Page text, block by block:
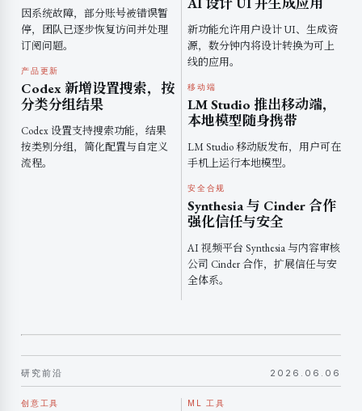
因系统故障，部分账号被错误暂
停，团队已逐步恢复访问并处理
订阅问题。
产品更新
Codex 新增设置搜索，按
分类分组结果
Codex 设置支持搜索功能，结果
按类别分组，简化配置与自定义
流程。
新功能允许用户设计 UI、生成资
源，数分钟内将设计转换为可上
线的应用。
移动端
LM Studio 推出移动端，
本地模型随身携带
LM Studio 移动版发布，用户可在
手机上运行本地模型。
安全合规
Synthesia 与 Cinder 合作
强化信任与安全
AI 视频平台 Synthesia 与内容审核
公司 Cinder 合作，扩展信任与安
全体系。
研究前沿 2026.06.06
创意工具 ML 工具